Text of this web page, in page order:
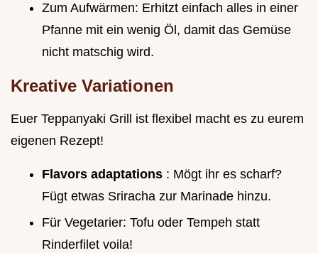
Zum Aufwärmen: Erhitzt einfach alles in einer
Pfanne mit ein wenig Öl, damit das Gemüse
nicht matschig wird.
Kreative Variationen
Euer Teppanyaki Grill ist flexibel macht es zu eurem
eigenen Rezept!
Flavors adaptations : Mögt ihr es scharf?
Fügt etwas Sriracha zur Marinade hinzu.
Für Vegetarier: Tofu oder Tempeh statt
Rinderfilet voila!